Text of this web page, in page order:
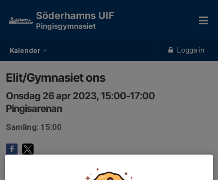
Kalender Logga in
Söderhamns UIF
Pingisgymnasiet
Elit/Gymnasiet ons
Onsdag 26 apr 2023, 15:00-17:00
Pingisarenan
Samling: 15:00